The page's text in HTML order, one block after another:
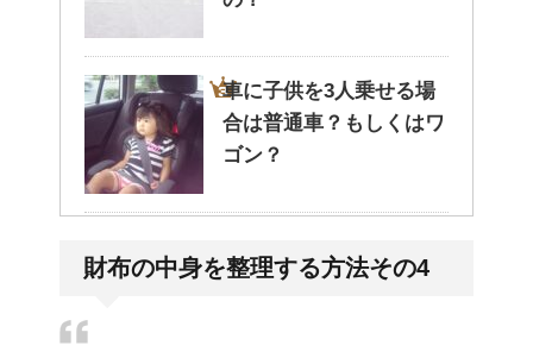
車に子供を3人乗せる場
合は普通車？もしくはワ
ゴン？
について
財布の中身を整理する方法その4